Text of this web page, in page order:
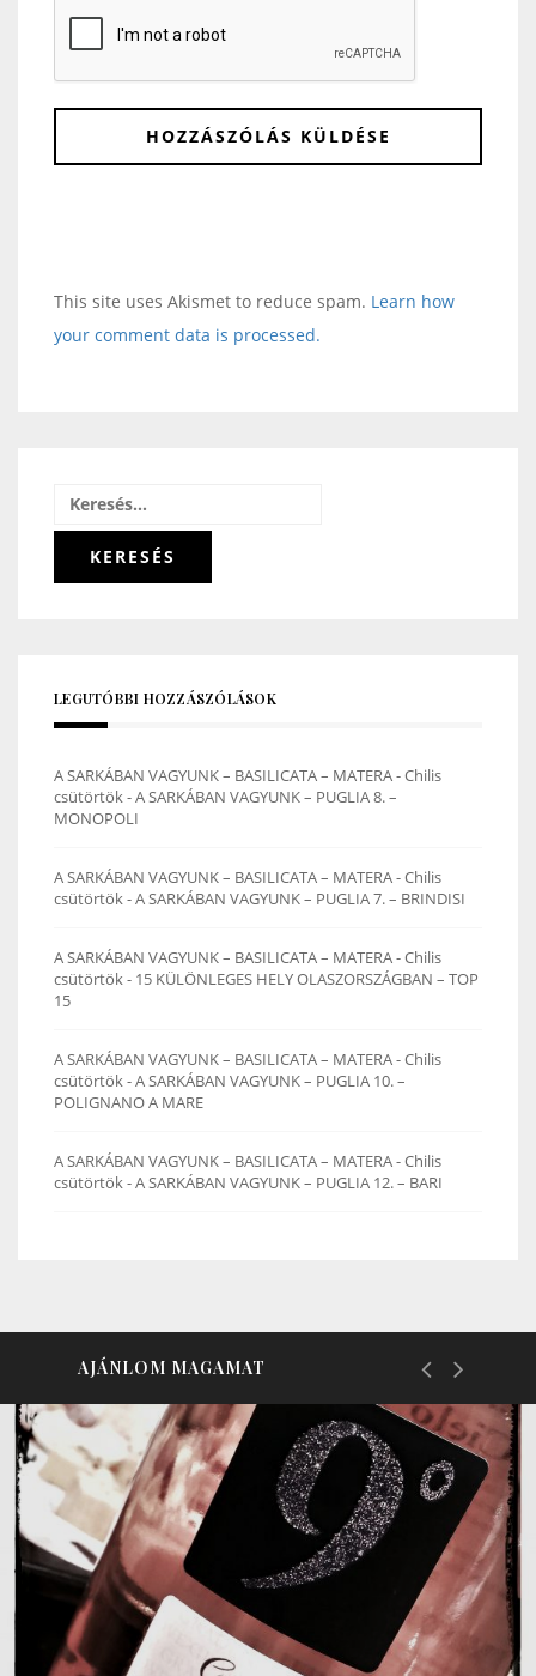
This site uses Akismet to reduce spam. Learn how
your comment data is processed.
Keresés:
LEGUTÓBBI HOZZÁSZÓLÁSOK
A SARKÁBAN VAGYUNK – BASILICATA – MATERA - Chilis
csütörtök-A SARKÁBAN VAGYUNK – PUGLIA 8. –
MONOPOLI
A SARKÁBAN VAGYUNK – BASILICATA – MATERA - Chilis
csütörtök-A SARKÁBAN VAGYUNK – PUGLIA 7. – BRINDISI
A SARKÁBAN VAGYUNK – BASILICATA – MATERA - Chilis
csütörtök- 15 KÜLÖNLEGES HELY OLASZORSZÁGBAN – TOP
15
A SARKÁBAN VAGYUNK – BASILICATA – MATERA - Chilis
csütörtök-A SARKÁBAN VAGYUNK – PUGLIA 10. –
POLIGNANO A MARE
A SARKÁBAN VAGYUNK – BASILICATA – MATERA - Chilis
csütörtök-A SARKÁBAN VAGYUNK – PUGLIA 12. – BARI
AJÁNLOM MAGAMAT